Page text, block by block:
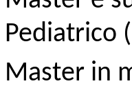
Pediatrico
Master in